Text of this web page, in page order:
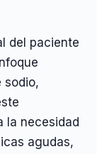
del paciente
sodio,
la necesidad
agudas,